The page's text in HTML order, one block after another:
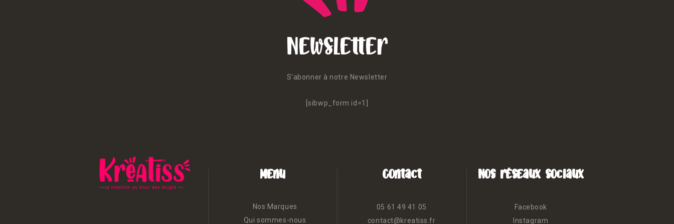
Newsletter
S'abonner à notre Newsletter
[sibwp_form id=1]
Menu
Nos Marques
Qui sommes-nous
Contact
05 61 49 41 05
contact@kreatiss.fr
Nos réseaux sociaux
Facebook
Instagram